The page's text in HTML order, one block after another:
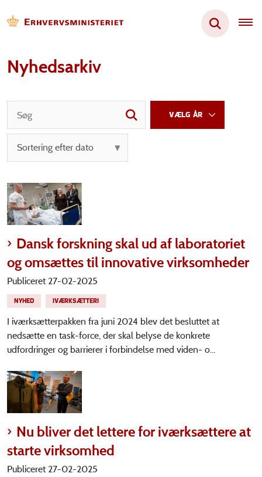
Nyhedsarkiv
Dansk forskning skal ud af laboratoriet
og omsættes til innovative virksomheder
Publiceret 27-02-2025
NYHED IVÆRKSÆTTERI
I iværksætterpakken fra juni 2024 blev det besluttet at
nedsætte en task-force, der skal belyse de konkrete
udfordringer og barrierer i forbindelse med viden- o...
Nu bliver det lettere for iværksættere at
starte virksomhed
Publiceret 27-02-2025